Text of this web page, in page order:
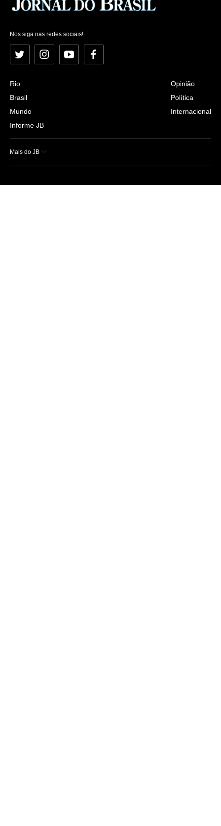
Nos siga nas redes sociais!
Twitter InstagramYouTubeFacebook
Rio
Brasil
Mundo
Informe JB
Opinião
Política
Internacional
Mais do JB
Esportes